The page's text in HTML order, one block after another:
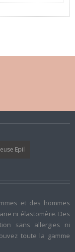
Epil
et des hommes
ni élastomère. Des
sans allergies ni
toute la gamme